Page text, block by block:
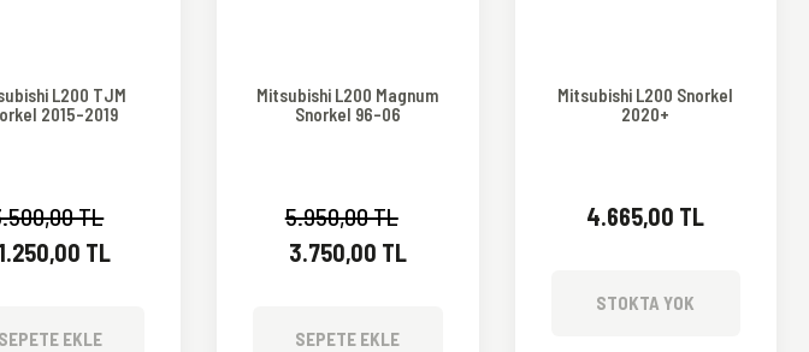
L200 TJM
2015-2019
TL
TL
SEPETE EKLE
Mitsubishi L200 Magnum
Snorkel 96-06
5.950,00 TL
3.750,00 TL
SEPETE EKLE
Mitsubishi L200 Snorkel
2020+
4.665,00 TL
STOKTA YOK